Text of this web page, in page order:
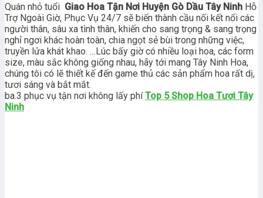
Quán nhỏ tuổi Giao Hoa Tận Nơi Huyện Gò Dầu Tây Ninh Hỗ
Trợ Ngoài Giờ, Phục Vụ 24/7 sẽ biến thành cầu nối kết nối các
người thân, sâu xa tình thân, khiến cho sang trọng & sang trọng
nghỉ ngơi khác hoàn toàn, chia ngọt sẻ bùi trong những việc,
truyền lửa khát khao. …Lúc bấy giờ có nhiều loại hoa, các form
size, màu sắc không giống nhau, hãy tới mang Tây Ninh Hoa,
chúng tôi có lẽ thiết kế đến game thủ các sản phẩm hoa rất dị,
tươi sáng và bắt mắt.
ba.3 phục vụ tận nơi không lấy phíTop 5 Shop Hoa Tươi Tây
Ninh